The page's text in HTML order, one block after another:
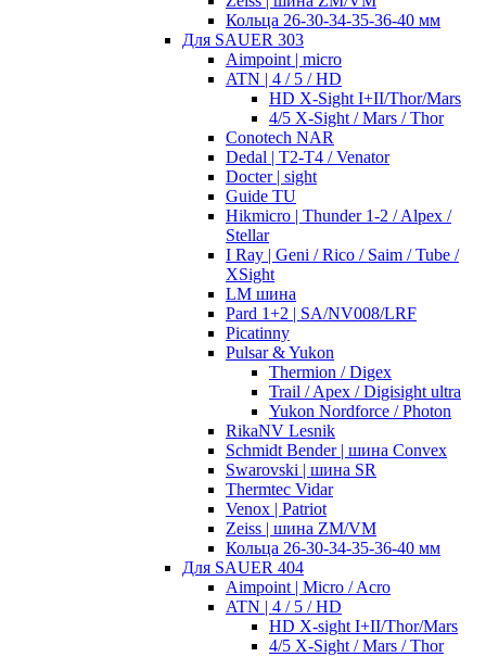
Кольца 26-30-34-35-36-40 мм
Для SAUER 303
Aimpoint | micro
ATN | 4 / 5 / HD
HD X-Sight I+II/Thor/Mars
4/5 X-Sight / Mars / Thor
Conotech NAR
Dedal | T2-T4 / Venator
Docter | sight
Guide TU
Hikmicro | Thunder 1-2 / Alpex /
Stellar
I Ray | Geni / Rico / Saim / Tube /
XSight
LM шина
Pard 1+2 | SA/NV008/LRF
Picatinny
Pulsar & Yukon
Thermion / Digex
Trail / Apex / Digisight ultra
Yukon Nordforce / Photon
RikaNV Lesnik
Schmidt Bender | шина Convex
Swarovski | шина SR
Thermtec Vidar
Venox | Patriot
Zeiss | шина ZM/VM
Кольца 26-30-34-35-36-40 мм
Для SAUER 404
Aimpoint | Micro / Acro
ATN | 4 / 5 / HD
HD X-sight I+II/Thor/Mars
4/5 X-Sight / Mars / Thor